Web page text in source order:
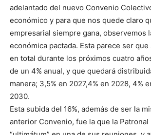
adelantado del nuevo Convenio
económico y para que nos quede claro
empresarial siempre gana, observemos
económica pactada. Esta parece ser que
en total durante los próximos cuatro
de un 4% anual, y que quedará
manera; 3,5% en 2027,4% en 2028, 4%
2030.
Esta subida del 16%, además de ser la
anterior Convenio, fue la que la